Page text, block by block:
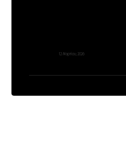
12 Μαρτίου, 2026